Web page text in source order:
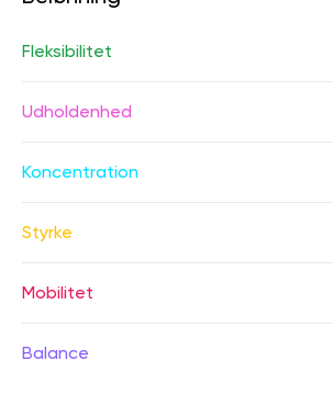
Fleksibilitet
Udholdenhed
Koncentration
Styrke
Mobilitet
Balance